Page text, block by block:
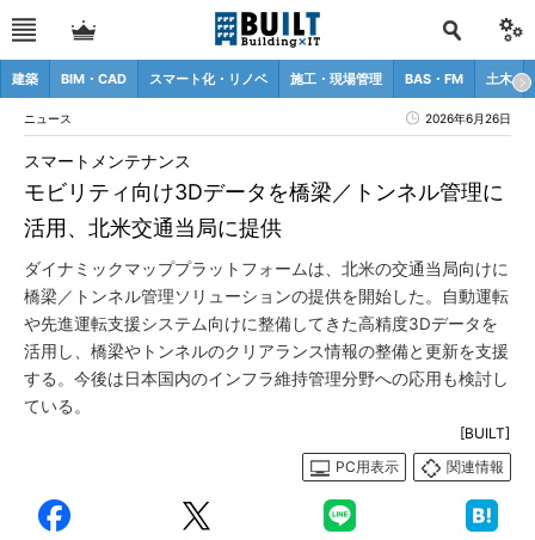
建築 BIM・CAD スマート化・リノベ 施工・現場管理 BAS・FM 土木
ニュース 2026年6月26日
モビリティ向け3Dデータを橋梁／トンネル管理に
活用、北米交通当局に提供
スマートメンテナンス
ダイナミックマッププラットフォームは、北米の交通当局向けに
橋梁／トンネル管理ソリューションの提供を開始した。自動運転
や先進運転支援システム向けに整備してきた高精度3Dデータを
活用し、橋梁やトンネルのクリアランス情報の整備と更新を支援
する。今後は日本国内のインフラ維持管理分野への応用も検討し
ている。
[BUILT]
PC用表示
関連情報